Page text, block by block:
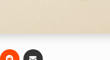
Pinterest
Reddit